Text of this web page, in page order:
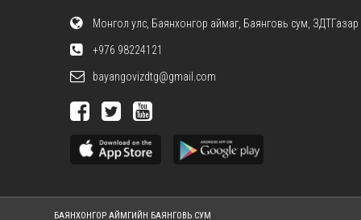
Монгол улс, Баянхонгор аймаг, Баянговь сум, ЗДТГазар
+976 98224121
bayangovizdtg@gmail.com
БАЯНХОНГОР АЙМГИЙН БАЯНГОВЬ СУМ